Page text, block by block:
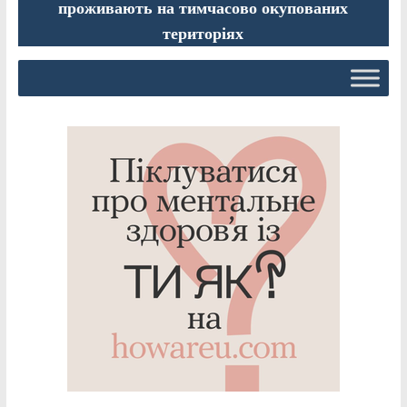
проживають на тимчасово окупованих
територіях